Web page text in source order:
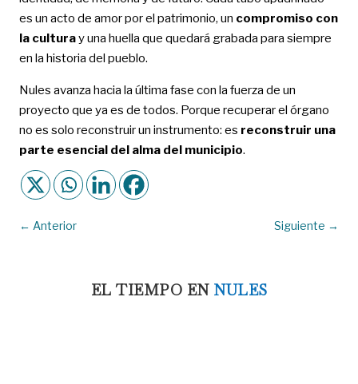
es un acto de amor por el patrimonio, un compromiso con
la culturay una huella que quedará grabada para siempre
en la historia del pueblo.
Nules avanza hacia la última fase con la fuerza de un
proyecto que ya es de todos. Porque recuperar el órgano
no es solo reconstruir un instrumento: es reconstruir una
parte esencial del alma del municipio.
← Anterior Siguiente →
EL TIEMPO EN NULES